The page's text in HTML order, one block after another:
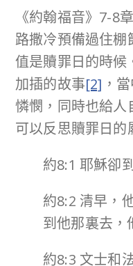
《約翰福音》7-8
路撒冷預備過住
值是贖罪日的時候
加插的故事[2] ，
憐憫，同時也給人
可以反思贖罪日的
約8:1 耶穌卻
約8:2 清早，
到他那裏去，
約8:3 文士和